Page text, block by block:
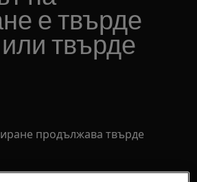
е твърде
твърде
продължава твърде
зареждане удължава